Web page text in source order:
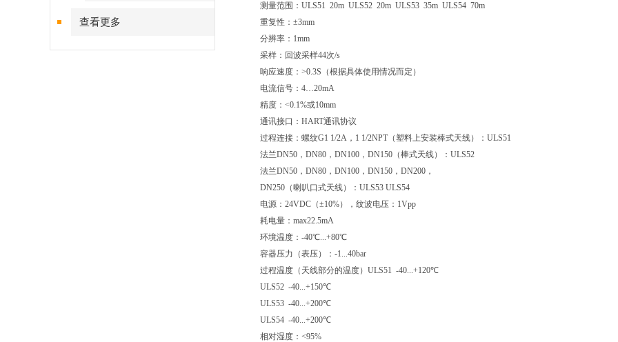
查看更多
测量范围：ULS51 20m ULS52 20m ULS53 35m ULS54 70m
重复性：±3mm
分辨率：1mm
采样：回波采样44次/s
响应速度：>0.3S（根据具体使用情况而定）
电流信号：4…20mA
精度：<0.1%或10mm
通讯接口：HART通讯协议
过程连接：螺纹G1 1/2A，1 1/2NPT（塑料上安装棒式天线）：ULS51
法兰DN50，DN80，DN100，DN150（棒式天线）：ULS52
法兰DN50，DN80，DN100，DN150，DN200，
DN250（喇叭口式天线）：ULS53 ULS54
电源：24VDC（±10%），纹波电压：1Vpp
耗电量：max22.5mA
环境温度：-40℃...+80℃
容器压力（表压）：-1...40bar
过程温度（天线部分的温度）ULS51 -40...+120℃
ULS52 -40...+150℃
ULS53 -40...+200℃
ULS54 -40...+200℃
相对湿度：<95%